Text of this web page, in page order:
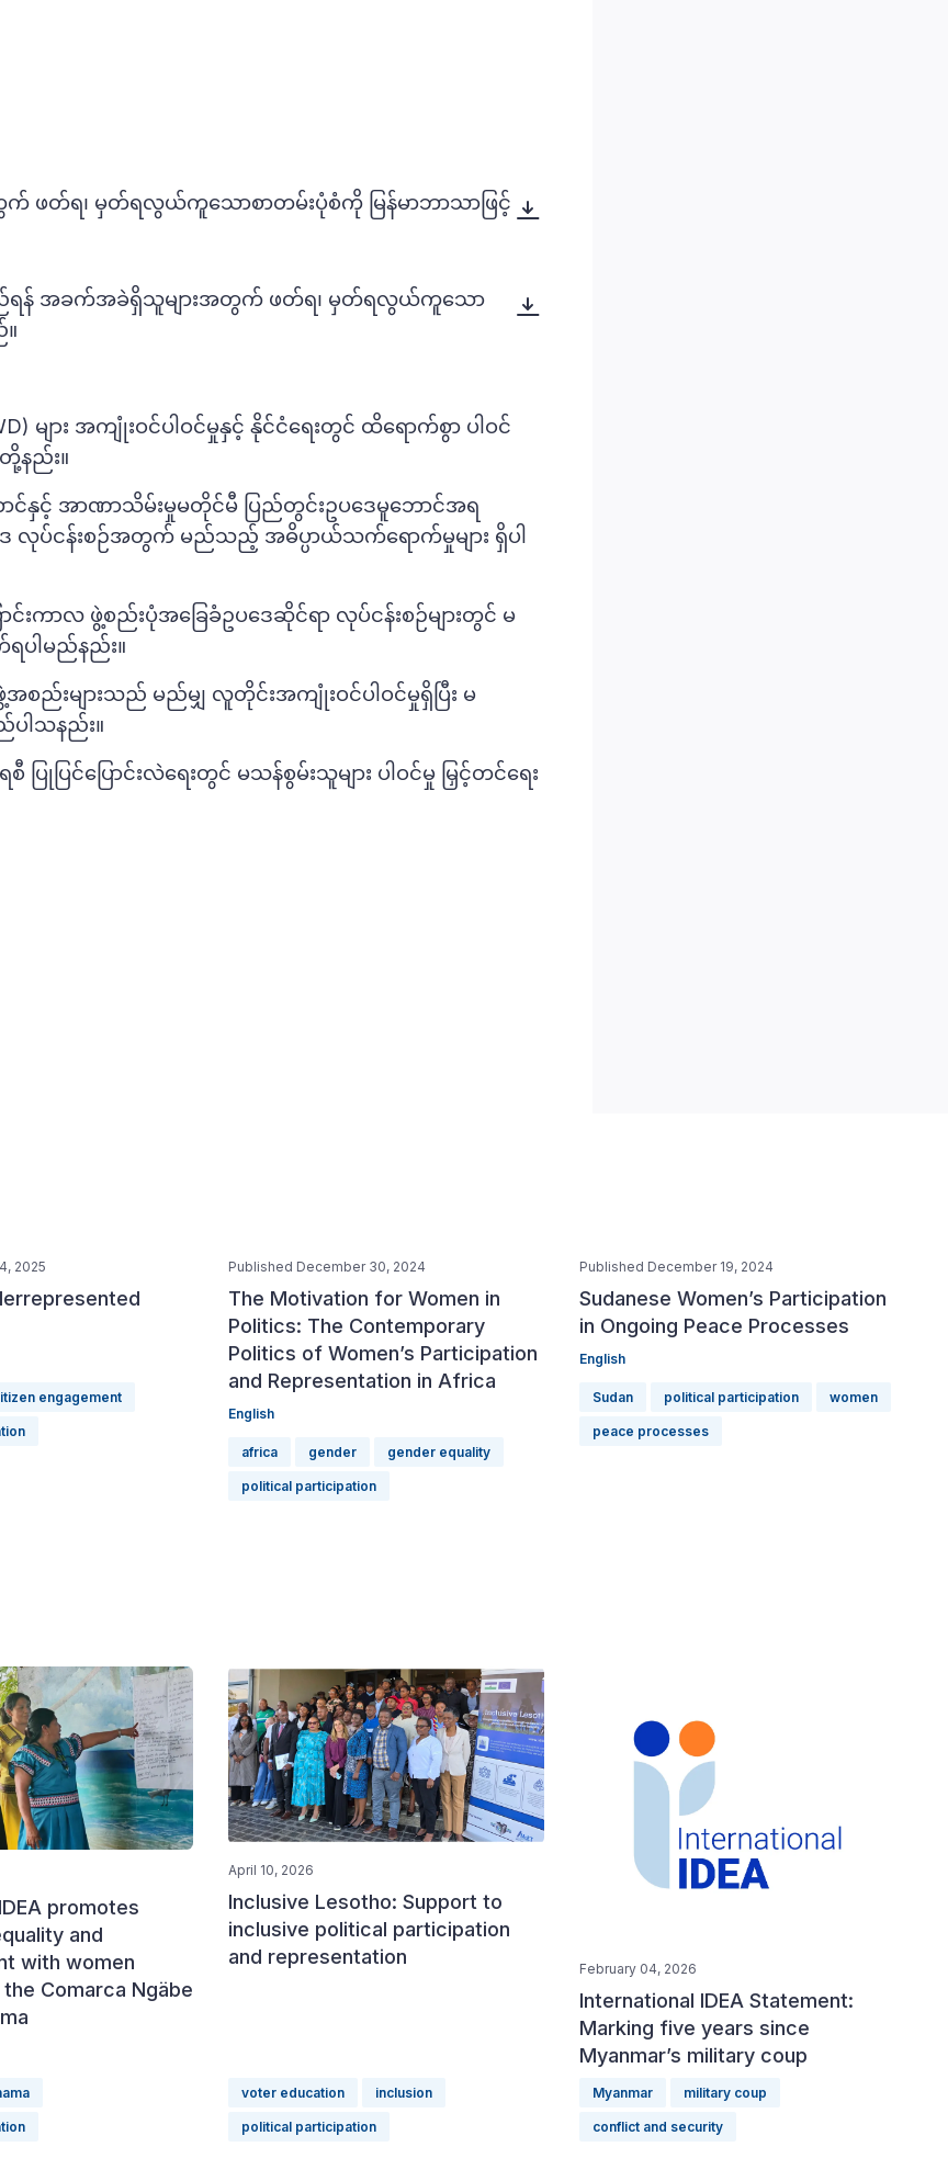
ဖတ်ရ၊ မှတ်ရလွယ်ကူသောစာတမ်းပုံစံကို မြန်မာဘာသာဖြင့်
ည်ရန် အခက်အခဲရှိသူများအတွက် ဖတ်ရ၊ မှတ်ရလွယ်ကူသော
များ အကျုံးဝင်ပါဝင်မှုနှင့် နိုင်ငံရေးတွင် ထိရောက်စွာ ပါဝင်
နည်း။
နှင့် အာဏာသိမ်းမှုမတိုင်မီ ပြည်တွင်းဥပဒေမူဘောင်အရ
ေ လုပ်ငန်းစဉ်အတွက် မည်သည့် အဓိပ္ပာယ်သက်ရောက်မှုများ ရှိပါ
းကာလ ဖွဲ့စည်းပုံအခြေခံဥပဒေဆိုင်ရာ လုပ်ငန်းစဉ်များတွင် မ
ပါမည်နည်း။
ည်းများသည် မည်မျှ လူတိုင်းအကျုံးဝင်ပါဝင်မှုရှိပြီး မ
ပါသနည်း။
ပြုပြင်ပြောင်းလဲရေးတွင် မသန်စွမ်းသူများ ပါဝင်မှု မြှင့်တင်ရေး
2025
engagement
Published December 30, 2024
The Motivation for Women in
Politics: The Contemporary
Politics of Women’s Participation
and Representation in Africa
English
africa gender gender equality
political participation
Published December 19, 2024
Sudanese Women’s Participation
in Ongoing Peace Processes
English
Sudan political participation women
peace processes
promotes
and
with women
Comarca Ngäbe
April 10, 2026
Inclusive Lesotho: Support to
inclusive political participation
and representation
voter education inclusion
political participation
February 04, 2026
International IDEA Statement:
Marking five years since
Myanmar’s military coup
Myanmar military coup
conflict and security